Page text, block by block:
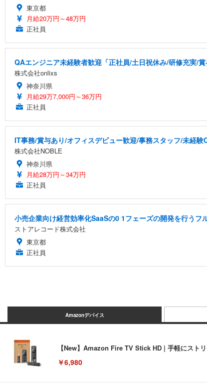
東京都
月給20万円～48万円
正社員
QAエンジニア未経験者歓迎「正社員/土日祝休み/研修充実/
株式会社onlixs
神奈川県
月給29万7,000円～36万円
正社員
IT事務/賞与あり/オフィスデビュー歓迎/事務スタッフ/未経験
株式会社NOBLE
神奈川県
月給28万円～34万円
正社員
小売企業向け経営効率化SaaSの0 1フェーズの開発を行うフ
ストアレコード株式会社
東京都
正社員
Amazonデバイス
【New】Amazon Fire TV Stick HD | 手軽にスト
￥6,980